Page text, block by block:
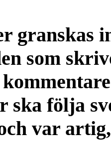
granskas
som
ska följa
var